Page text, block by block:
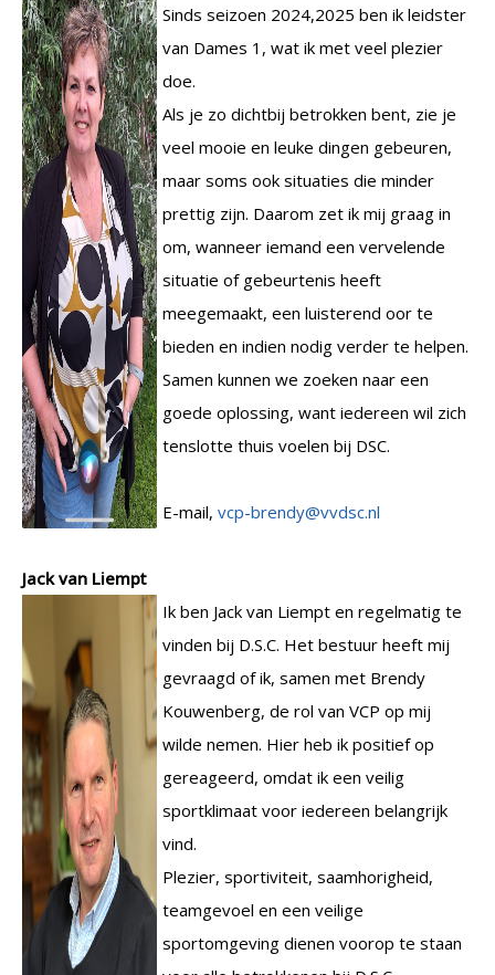
Sinds seizoen 2024,2025 ben ik leidster
van Dames 1, wat ik met veel plezier
doe.
Als je zo dichtbij betrokken bent, zie je
veel mooie en leuke dingen gebeuren,
maar soms ook situaties die minder
prettig zijn. Daarom zet ik mij graag in
om, wanneer iemand een vervelende
situatie of gebeurtenis heeft
meegemaakt, een luisterend oor te
bieden en indien nodig verder te helpen.
Samen kunnen we zoeken naar een
goede oplossing, want iedereen wil zich
tenslotte thuis voelen bij DSC.
E-mail,vcp-brendy@vvdsc.nl
Jack van Liempt
Ik ben Jack van Liempt en regelmatig te
vinden bij D.S.C. Het bestuur heeft mij
gevraagd of ik, samen met Brendy
Kouwenberg, de rol van VCP op mij
wilde nemen. Hier heb ik positief op
gereageerd, omdat ik een veilig
sportklimaat voor iedereen belangrijk
vind.
Plezier, sportiviteit, saamhorigheid,
teamgevoel en een veilige
sportomgeving dienen voorop te staan